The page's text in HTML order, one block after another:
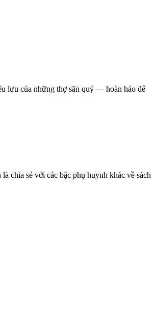
lưu của những thợ săn quỷ — hoàn hảo để
chia sẻ với các bậc phụ huynh khác về sách